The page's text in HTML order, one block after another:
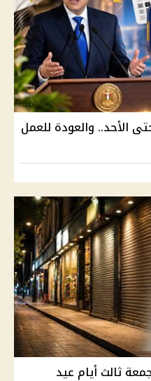
إجازة عيد الأضحى 2026 حتى الأحد.. والعودة للعمل
ثالث أيام عيد